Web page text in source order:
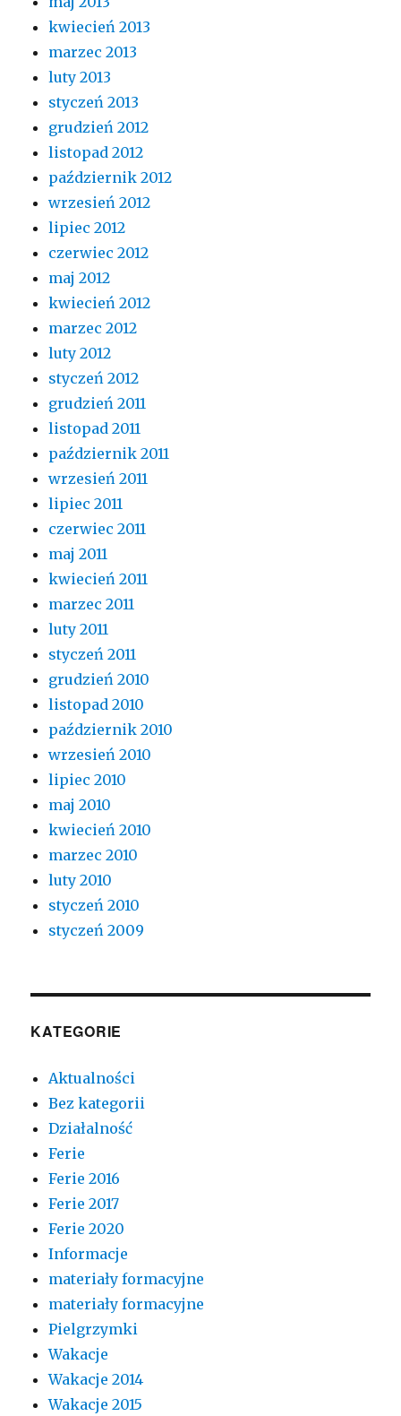
kwiecień 2013
marzec 2013
luty 2013
styczeń 2013
grudzień 2012
listopad 2012
październik 2012
wrzesień 2012
lipiec 2012
czerwiec 2012
maj 2012
kwiecień 2012
marzec 2012
luty 2012
styczeń 2012
grudzień 2011
listopad 2011
październik 2011
wrzesień 2011
lipiec 2011
czerwiec 2011
maj 2011
kwiecień 2011
marzec 2011
luty 2011
styczeń 2011
grudzień 2010
listopad 2010
październik 2010
wrzesień 2010
lipiec 2010
maj 2010
kwiecień 2010
marzec 2010
luty 2010
styczeń 2010
styczeń 2009
KATEGORIE
Aktualności
Bez kategorii
Działalność
Ferie
Ferie 2016
Ferie 2017
Ferie 2020
Informacje
materiały formacyjne
materiały formacyjne
Pielgrzymki
Wakacje
Wakacje 2014
Wakacje 2015